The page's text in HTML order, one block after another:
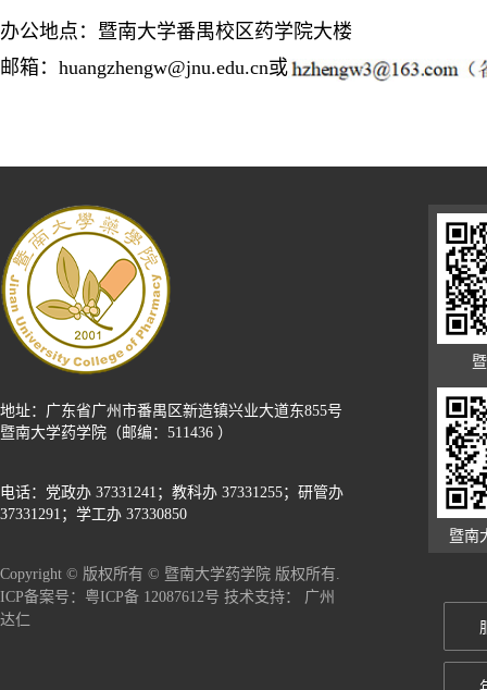
办公地点：暨南大学番禺校区药学院大楼
邮箱：huangzhengw@jnu.edu.cn或
地址：广东省广州市番禺区新造镇兴业大道东855号
暨南大学药学院（邮编：511436 ）
电话：党政办 37331241；教科办 37331255；研管办
37331291；学工办 37330850
Copyright © 版权所有 © 暨南大学药学院 版权所有.
ICP备案号：粤ICP备 12087612号 技术支持： 广州
达仁
暨南